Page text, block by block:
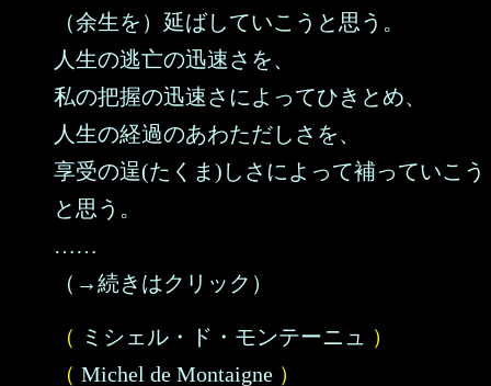
（余生を）延ばしていこうと思う。
人生の逃亡の迅速さを、
私の把握の迅速さによってひきとめ、
人生の経過のあわただしさを、
享受の逞(たくま)しさによって補っていこう
と思う。
……
（→続きはクリック）
（ ミシェル・ド・モンテーニュ
）
（ Michel de Montaigne ）